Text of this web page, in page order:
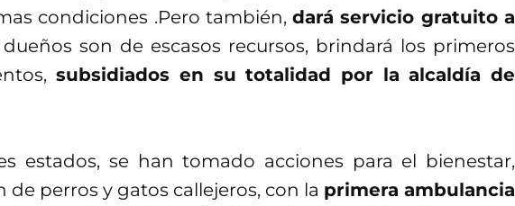
condiciones .Pero también,dará servicio gratuito a
son de escasos recursos, brindará los primeros
subsidiados en su totalidad por la alcaldía de
estados, se han tomado acciones para el bienestar,
perros y gatos callejeros, con la primera ambulancia